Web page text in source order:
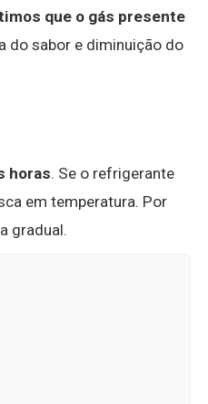
que o gás presente
do sabor e diminuição do
horas. Se o refrigerante
em temperatura. Por
gradual.